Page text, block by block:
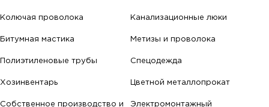
Колючая проволока Канализационные люки
Битумная мастика Метизы и проволока
Полиэтиленовые трубы Спецодежда
Хозинвентарь Цветной металлопрокат
Собственное производство и Электромонтажный